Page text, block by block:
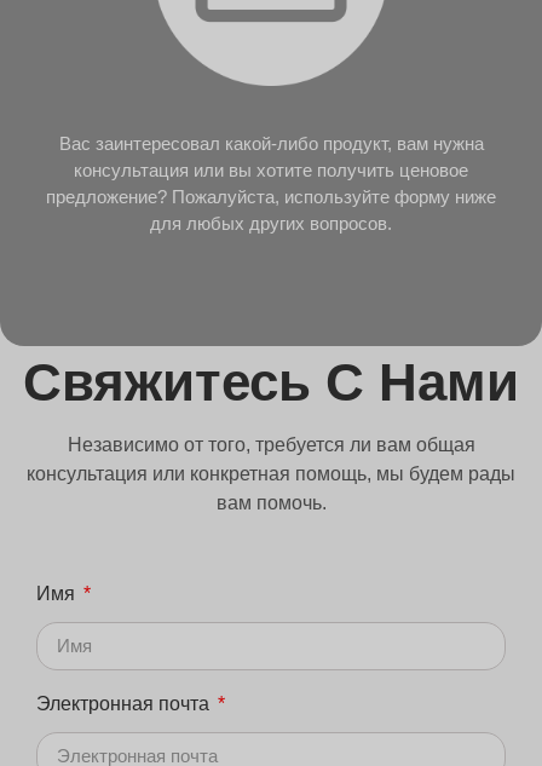
Вас заинтересовал какой-либо продукт, вам нужна
консультация или вы хотите получить ценовое
предложение? Пожалуйста, используйте форму ниже
для любых других вопросов.
Свяжитесь С Нами
Независимо от того, требуется ли вам общая
консультация или конкретная помощь, мы будем рады
вам помочь.
Имя
Электронная почта